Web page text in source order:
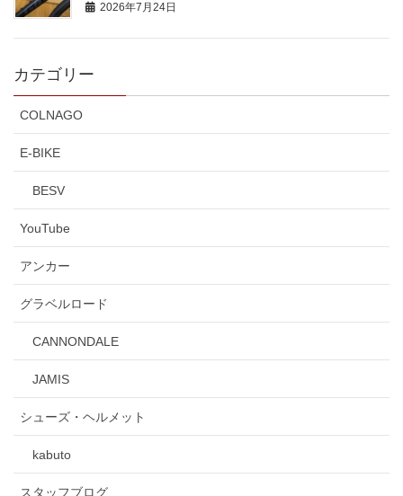
2026年7月24日
カテゴリー
COLNAGO
E-BIKE
BESV
YouTube
アンカー
グラベルロード
CANNONDALE
JAMIS
シューズ・ヘルメット
kabuto
スタッフブログ